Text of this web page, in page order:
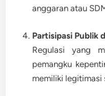
anggaran atau
Partisipasi Publik
Regulasi yang
pemangku
memiliki legitimasi